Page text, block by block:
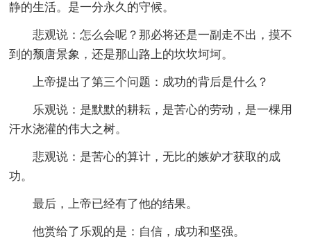
静的生活。是一分永久的守候。
悲观说：怎么会呢？那必将还是一副走不出，摸不
到的颓唐景象，还是那山路上的坎坎坷坷。
上帝提出了第三个问题：成功的背后是什么？
乐观说：是默默的耕耘，是苦心的劳动，是一棵用
汗水浇灌的伟大之树。
悲观说：是苦心的算计，无比的嫉妒才获取的成
功。
最后，上帝已经有了他的结果。
他赏给了乐观的是：自信，成功和坚强。